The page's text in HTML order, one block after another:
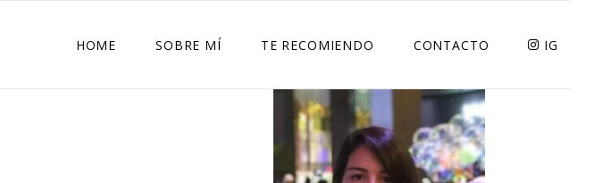
HOME SOBRE MÍ TE RECOMIENDO
RESTAURANTS
RECETAS
CONTACTO IG